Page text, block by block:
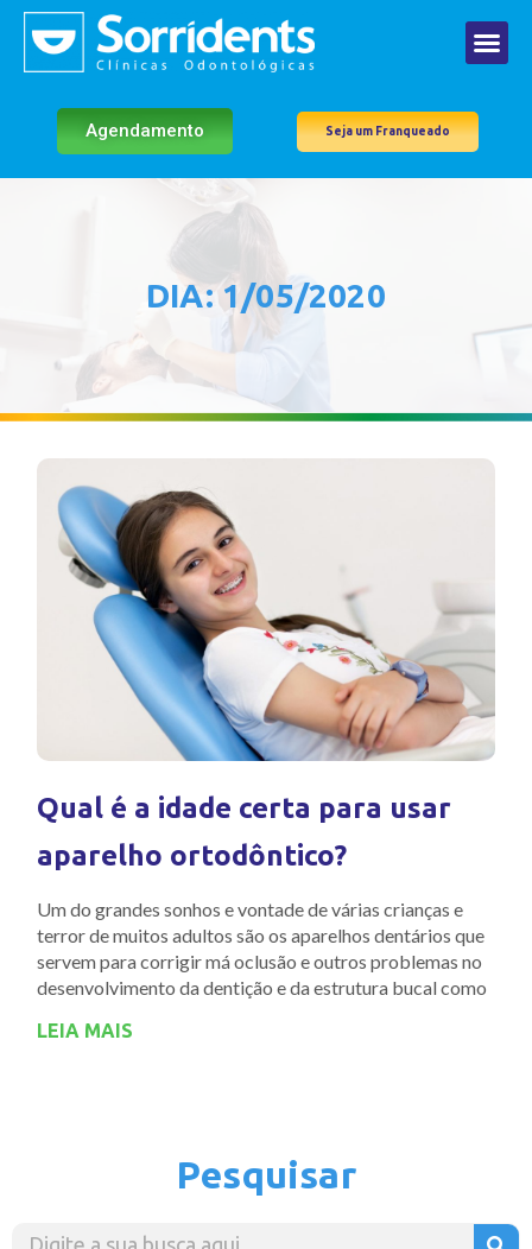
Agendamento Seja um Franqueado
DIA: 1/05/2020
Qual é a idade certa para usar
aparelho ortodôntico?
Um do grandes sonhos e vontade de várias crianças e
terror de muitos adultos são os aparelhos dentários que
servem para corrigir má oclusão e outros problemas no
desenvolvimento da dentição e da estrutura bucal como
LEIA MAIS
Pesquisar